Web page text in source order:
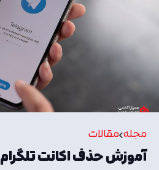
مجله مقالات
آموزش حذف اکانت تلگرام